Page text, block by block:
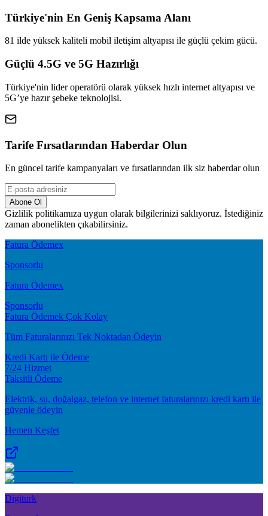
Türkiye'nin En Geniş Kapsama Alanı
81 ilde yüksek kaliteli mobil iletişim altyapısı ile güçlü çekim gücü.
Güçlü 4.5G ve 5G Hazırlığı
Türkiye'nin lider operatörü olarak yüksek hızlı internet altyapısı ve
5G’ye hazır şebeke teknolojisi.
Tarife Fırsatlarından Haberdar Olun
En güncel tarife kampanyaları ve fırsatlarından ilk siz haberdar olun
Abone Ol
Gizlilik politikamıza uygun olarak bilgilerinizi saklıyoruz. İstediğiniz
zaman abonelikten çıkabilirsiniz.
Fatura Ödemex
Sponsorlu
Fatura Ödemex
Sponsorlu
Fatura Ödemek Çok Kolay
Tüm Faturalarınızı Tek Noktadan Ödeyin
Kredi Kartı ile Ödeme
7/24 Hizmet
Taksitli Ödeme
Elektrik, su, doğalgaz, telefon ve internet faturalarınızı kredi kartı ile
güvenle ödeyin
Hemen Keşfet
Digiturk